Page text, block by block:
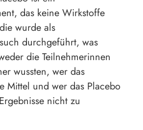
das keine Wirkstoffe
wurde als
durchgeführt, was
die Teilnehmerinnen
wussten, wer das
Mittel und wer das Placebo
nicht zu